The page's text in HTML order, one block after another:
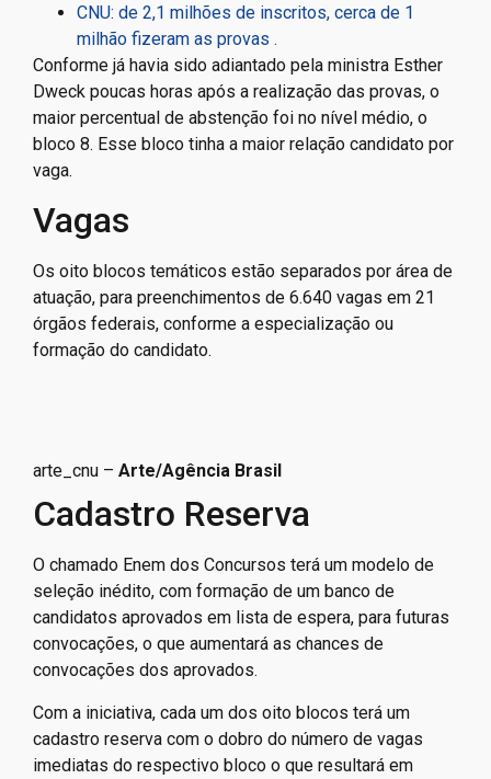
CNU: de 2,1 milhões de inscritos, cerca de 1
milhão fizeram as provas .
Conforme já havia sido adiantado pela ministra Esther
Dweck poucas horas após a realização das provas, o
maior percentual de abstenção foi no nível médio, o
bloco 8. Esse bloco tinha a maior relação candidato por
vaga.
Vagas
Os oito blocos temáticos estão separados por área de
atuação, para preenchimentos de 6.640 vagas em 21
órgãos federais, conforme a especialização ou
formação do candidato.
arte_cnu – Arte/Agência Brasil
Cadastro Reserva
O chamado Enem dos Concursos terá um modelo de
seleção inédito, com formação de um banco de
candidatos aprovados em lista de espera, para futuras
convocações, o que aumentará as chances de
convocações dos aprovados.
Com a iniciativa, cada um dos oito blocos terá um
cadastro reserva com o dobro do número de vagas
imediatas do respectivo bloco o que resultará em